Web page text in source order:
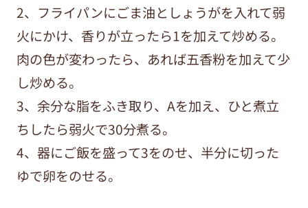
2、フライパンにごま油としょうがを入れて弱
火にかけ、香りが立ったら1を加えて炒める。
肉の色が変わったら、あれば五香粉を加えて少
し炒める。
3、余分な脂をふき取り、Aを加え、ひと煮立
ちしたら弱火で30分煮る。
4、器にご飯を盛って3をのせ、半分に切った
ゆで卵をのせる。